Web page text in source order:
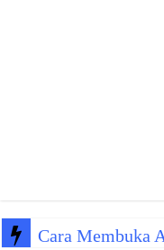
Cara Membuka